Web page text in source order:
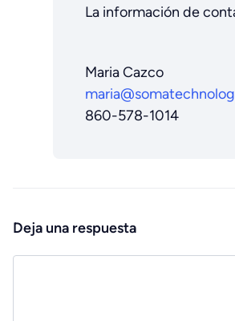
La información de
Maria Cazco
860-578-1014
Deja una respuesta